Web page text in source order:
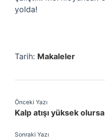
yolda!
Tarih: Makaleler
Önceki Yazı
Kalp atışı yüksek
Sonraki Yazı